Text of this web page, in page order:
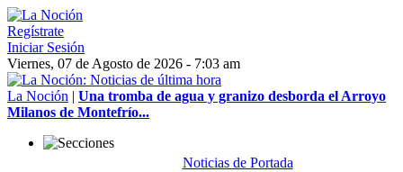
Regístrate
Iniciar Sesión
Viernes, 07 de Agosto de 2026 - 7:03 am
La Noción | Una tromba de agua y granizo desborda el Arroyo
Milanos de Montefrío...
Noticias de Portada